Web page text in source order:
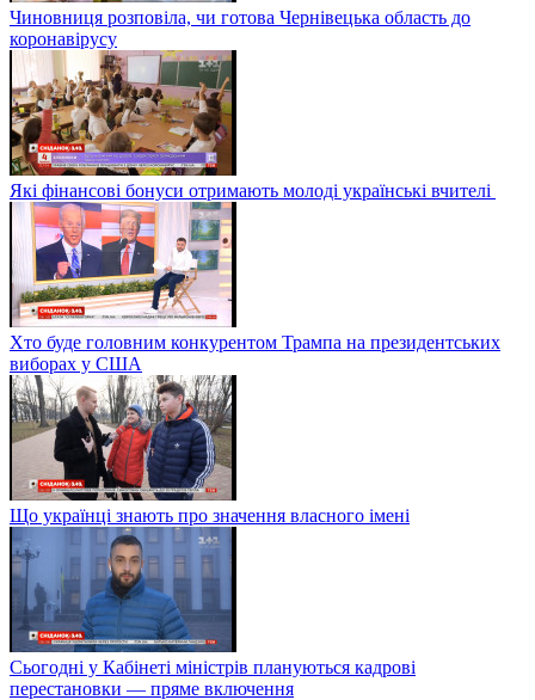
Чиновниця розповіла, чи готова Чернівецька область до
коронавірусу
Які фінансові бонуси отримають молоді українські вчителі
Хто буде головним конкурентом Трампа на президентських
виборах у США
Що українці знають про значення власного імені
Сьогодні у Кабінеті міністрів плануються кадрові
перестановки — пряме включення